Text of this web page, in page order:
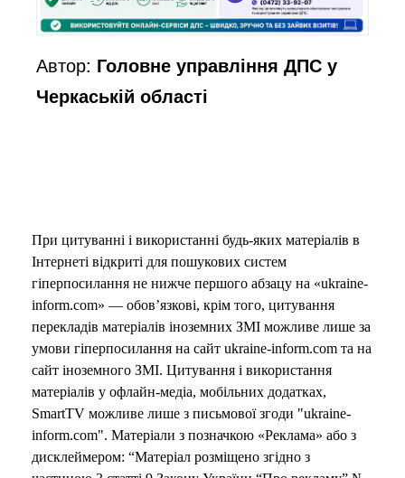
Автор: Головне управління ДПС у
Черкаській області
При цитуванні і використанні будь-яких матеріалів в
Інтернеті відкриті для пошукових систем
гіперпосилання не нижче першого абзацу на «ukraine-
inform.com» — обов’язкові, крім того, цитування
перекладів матеріалів іноземних ЗМІ можливе лише за
умови гіперпосилання на сайт ukraine-inform.com та на
сайт іноземного ЗМІ. Цитування і використання
матеріалів у офлайн-медіа, мобільних додатках,
SmartTV можливе лише з письмової згоди "ukraine-
inform.com". Матеріали з позначкою «Реклама» або з
дисклеймером: “Матеріал розміщено згідно з